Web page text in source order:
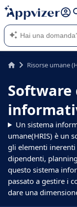
righe con
shift +
L'IA di Appvizer vi
software SaaS per la
Risorse umane
Software
Un sistema
umane(HRIS) è un
gli elementi
dipendenti,
questo sistema
passato a gestire i
dare una